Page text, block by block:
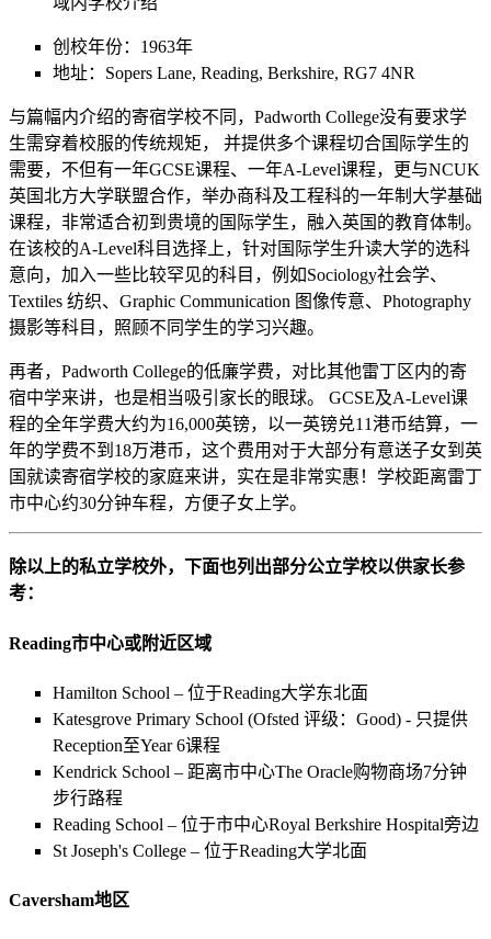
创校年份：1963年
地址：Sopers Lane, Reading, Berkshire, RG7 4NR
与篇幅内介绍的寄宿学校不同，Padworth College没有要求学
生需穿着校服的传统规矩， 并提供多个课程切合国际学生的
需要，不但有一年GCSE课程、一年A-Level课程，更与NCUK
英国北方大学联盟合作，举办商科及工程科的一年制大学基础
课程，非常适合初到贵境的国际学生，融入英国的教育体制。
在该校的A-Level科目选择上，针对国际学生升读大学的选科
意向，加入一些比较罕见的科目，例如Sociology社会学、
Textiles 纺织、Graphic Communication 图像传意、Photography
摄影等科目，照顾不同学生的学习兴趣。
再者，Padworth College的低廉学费，对比其他雷丁区内的寄
宿中学来讲，也是相当吸引家长的眼球。 GCSE及A-Level课
程的全年学费大约为16,000英镑，以一英镑兑11港币结算，一
年的学费不到18万港币，这个费用对于大部分有意送子女到英
国就读寄宿学校的家庭来讲，实在是非常实惠！学校距离雷丁
市中心约30分钟车程，方便子女上学。
除以上的私立学校外，下面也列出部分公立学校以供家长参
考：
Reading市中心或附近区域
Hamilton School – 位于Reading大学东北面
Katesgrove Primary School (Ofsted 评级：Good) - 只提供
Reception至Year 6课程
Kendrick School – 距离市中心The Oracle购物商场7分钟
步行路程
Reading School – 位于市中心Royal Berkshire Hospital旁边
St Joseph's College – 位于Reading大学北面
Caversham地区